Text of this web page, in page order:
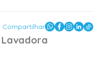
Compartilhar